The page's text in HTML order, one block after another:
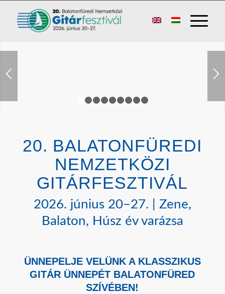
20. BALATONFÜREDI
NEMZETKÖZI
GITÁRFESZTIVÁL
2026. június 20–27. | Zene,
Balaton, Húsz év varázsa
ÜNNEPELJE VELÜNK A KLASSZIKUS
GITÁR ÜNNEPÉT BALATONFÜRED
SZÍVÉBEN!